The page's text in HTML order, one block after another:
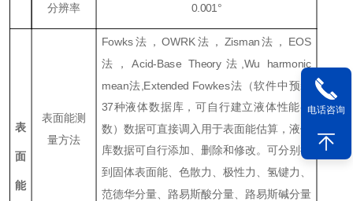
分辨率 0.001°
表
面
能
表面能测
量方法
Fowks法，OWRK法，Zisman法，EOS
法，Acid-Base Theory法,Wu harmonic
mean法,Extended Fowkes法（软件中预装
37种液体数据库，可自行建立液体性能参
数）数据可直接调入用于表面能估算，液体
库数据可自行添加、删除和修改。可分别得
到固体表面能、色散力、极性力、氢键力、
范德华分量、路易斯酸分量、路易斯碱分量
电话咨询